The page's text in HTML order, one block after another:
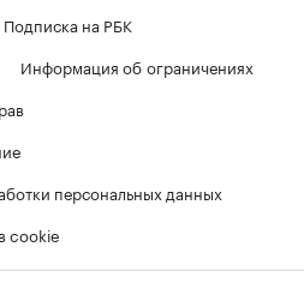
Подписка на РБК
Информация об ограничениях
персональных данных
cookie